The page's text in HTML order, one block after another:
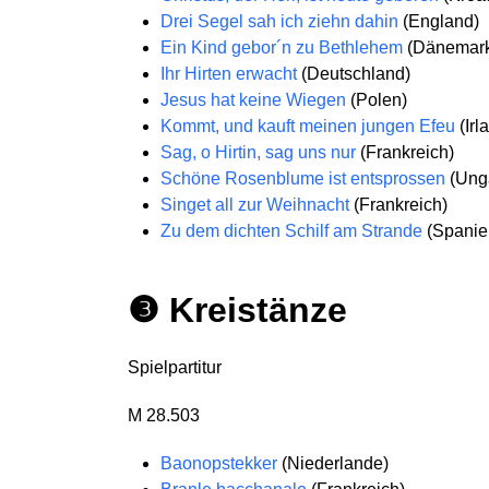
Drei Segel sah ich ziehn dahin (England)
Ein Kind gebor´n zu Bethlehem
Ihr Hirten erwacht(Deutschland)
Jesus hat keine Wiegen (Polen)
Kommt, und kauft meinen jungen Efeu
Sag, o Hirtin, sag uns nur (Frankreich)
Schöne Rosenblume ist entsprossen
Singet all zur Weihnacht (Frankreich)
Zu dem dichten Schilf am Strande
❸ Kreistänze
Spielpartitur
M 28.503
Baonopstekker (Niederlande)